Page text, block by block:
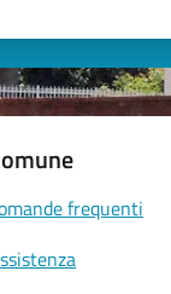
5 stelle su 5
su 5
su 5
5
frequenti